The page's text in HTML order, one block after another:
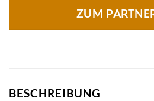
ZUM
BESCHREIBUNG